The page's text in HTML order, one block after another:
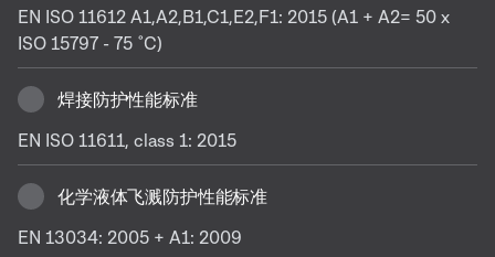
EN ISO 11612 A1,A2,B1,C1,E2,F1: 2015 (A1 + A2= 50 x
ISO 15797 - 75 ˚C)
焊接防护性能标准
EN ISO 11611, class 1: 2015
化学液体飞溅防护性能标准
EN 13034: 2005 + A1: 2009